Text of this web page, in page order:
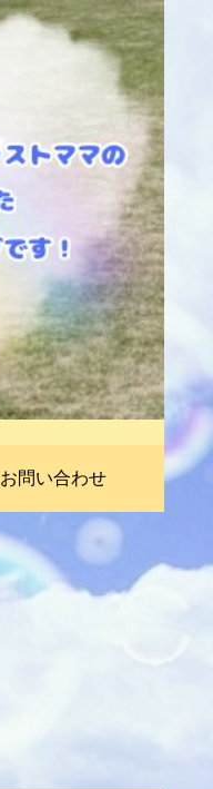
お問い合わせ